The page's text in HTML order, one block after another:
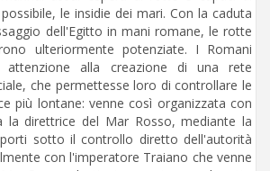
le insidie dei mari. Con la caduta
dell'Egitto in mani romane, le rotte
ulteriormente potenziate. I Romani
attenzione alla creazione di una rete
che permettesse loro di controllare le
più lontane: venne così organizzata con
la direttrice del Mar Rosso, mediante la
sotto il controllo diretto dell'autorità
con l'imperatore Traiano che venne